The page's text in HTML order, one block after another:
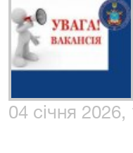
04 січня 2026,